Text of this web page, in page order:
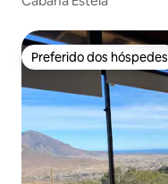
Preferido dos hóspedes
Preferido dos hóspedes